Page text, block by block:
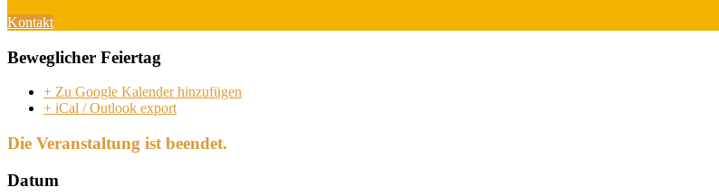
Kontakt
Beweglicher Feiertag
+ Zu Google Kalender hinzufügen
+ iCal / Outlook export
Die Veranstaltung ist beendet.
Datum